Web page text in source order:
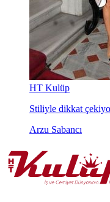
HT Kulüp
Stiliyle dikkat
Arzu Sabancı